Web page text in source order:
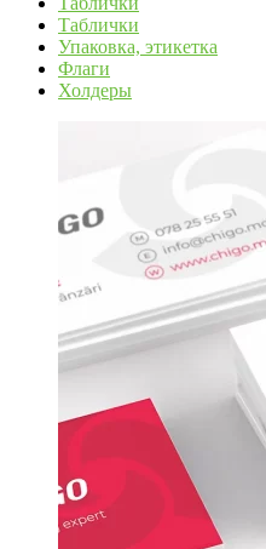
Таблички
Упаковка, этикетка
Флаги
Холдеры